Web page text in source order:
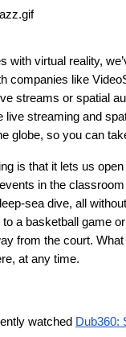
virtual reality,
companies like
streams or spatial
live streaming and
globe, so you can
is that it lets us
in the
sea dive, all
a basketball game
from the court.
at any time.
watched Dub360: